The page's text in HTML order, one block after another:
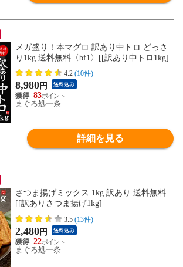
メガ盛り！本マグロ 訳あり中トロ どっさ
り1kg 送料無料〈bf1〉[[訳あり中トロ1kg]
4.2 (10件)
8,980円 送料込み
83
まぐろ処一条
詳細を見る
さつま揚げミックス 1kg 訳あり 送料無料
[[訳ありさつま揚げ1kg]
3.5 (13件)
2,480円 送料込み
22
まぐろ処一条